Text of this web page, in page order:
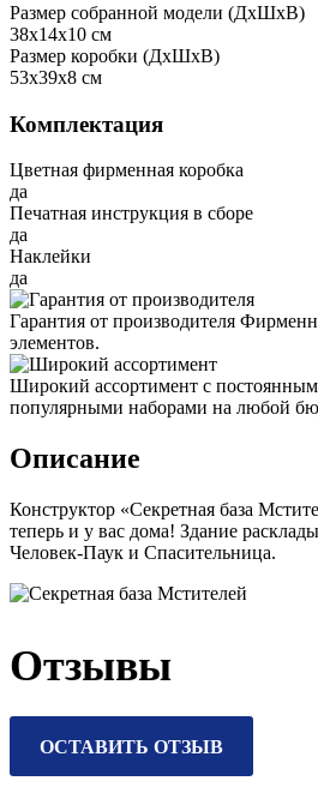
Размер собранной модели (ДxШxВ)
38x14x10 см
Размер коробки (ДxШxВ)
53x39x8 см
Комплектация
Цветная фирменная коробка
да
Печатная инструкция в сборе
да
Наклейки
да
Гарантия от производителя
элементов.
Широкий ассортимент с
популярными наборами на любой
Описание
Конструктор «Секретная база
теперь и у вас дома! Здание
Человек-Паук и Спасительница.
Отзывы
ОСТАВИТЬ ОТЗЫВ